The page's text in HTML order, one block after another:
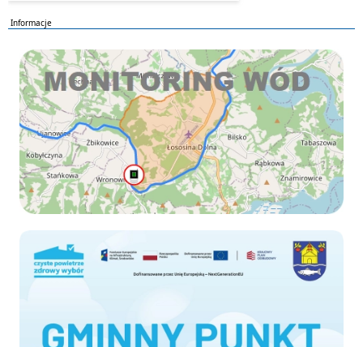
Informacje
Monitoring wod
Czyste-powietrze